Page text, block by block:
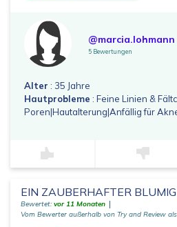
@marcia.lohmann
5 Bewertungen
Alter : 35 Jahre
Hautprobleme : Feine Linien &
Poren|Hautalterung|Anfällig für
EIN ZAUBERHAFTER
Bewertet: vor 11 Monaten
Vom Bewerter außerhalb von Try and Review